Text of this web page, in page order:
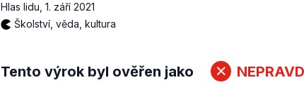
Hlas lidu 1. září 2021
Školství, věda, kultura
Tento výrok byl ověřen jako